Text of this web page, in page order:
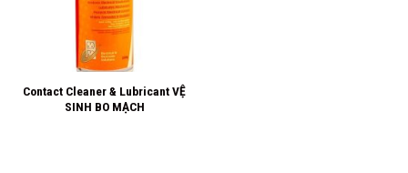
Contact Cleaner & Lubricant VỆ
SINH BO MẠCH